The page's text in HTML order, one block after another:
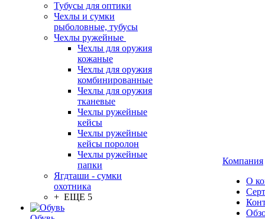
Тубусы для оптики
Чехлы и сумки
рыболовные, тубусы
Чехлы ружейные
Чехлы для оружия
кожаные
Чехлы для оружия
комбинированные
Чехлы для оружия
тканевые
Чехлы ружейные
кейсы
Чехлы ружейные
кейсы поролон
Чехлы ружейные
папки
Ягдташи - сумки
охотника
+ ЕЩЕ 5
Компания
О